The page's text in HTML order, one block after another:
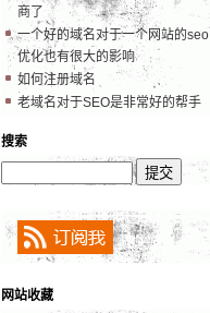
商了
一个好的域名对于一个网站的seo
优化也有很大的影响
如何注册域名
老域名对于SEO是非常好的帮手
搜索
网站收藏